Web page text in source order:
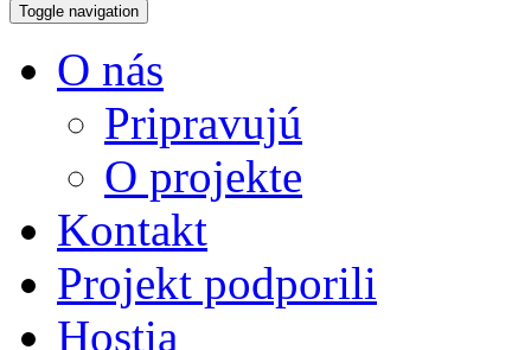
Toggle navigation
O nás
Pripravujú
O projekte
Kontakt
Projekt podporili
Hostia